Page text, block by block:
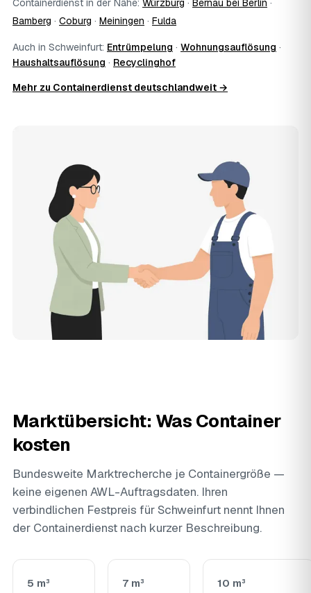
Containerdienst in der Nähe: Würzburg · Bernau bei Berlin ·
Bamberg · Coburg · Meiningen · Fulda
Auch in Schweinfurt: Entrümpelung · Wohnungsauflösung ·
Haushaltsauflösung · Recyclinghof
Mehr zu Containerdienst deutschlandweit →
Marktübersicht: Was Container
kosten
Bundesweite Marktrecherche je Containergröße —
keine eigenen AWL-Auftragsdaten. Ihren
verbindlichen Festpreis für Schweinfurt nennt Ihnen
der Containerdienst nach kurzer Beschreibung.
5 m³ 7 m³ 10 m³